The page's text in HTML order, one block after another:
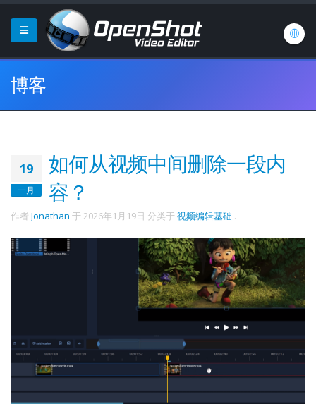
博客
19
一月
如何从视频中间删除一段内
容？
作者 Jonathan 于 2026年1月19日 分类于 视频编辑基础 .